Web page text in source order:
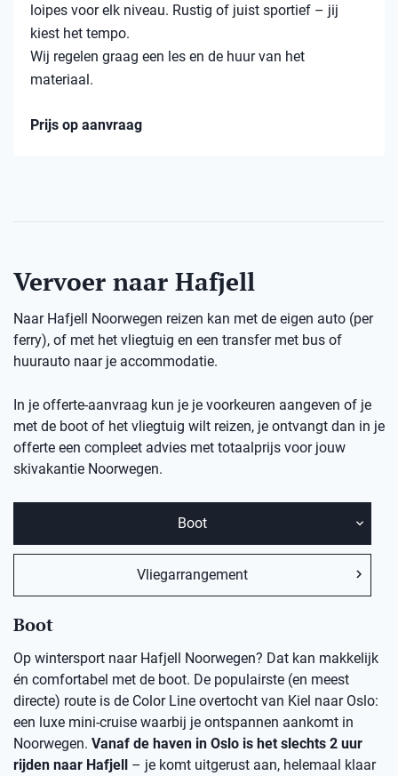
loipes voor elk niveau. Rustig of juist sportief – jij
kiest het tempo.
Wij regelen graag een les en de huur van het
materiaal.
Prijs op aanvraag
Vervoer naar Hafjell
Naar Hafjell Noorwegen reizen kan met de eigen auto (per
ferry), of met het vliegtuig en een transfer met bus of
huurauto naar je accommodatie.
In je offerte-aanvraag kun je je voorkeuren aangeven of je
met de boot of het vliegtuig wilt reizen, je ontvangt dan in je
offerte een compleet advies met totaalprijs voor jouw
skivakantie Noorwegen.
Boot
Vliegarrangement
Boot
Op wintersport naar Hafjell Noorwegen? Dat kan makkelijk
én comfortabel met de boot. De populairste (en meest
directe) route is de Color Line overtocht van Kiel naar Oslo:
een luxe mini-cruise waarbij je ontspannen aankomt in
Noorwegen. Vanaf de haven in Oslo is het slechts 2 uur
rijden naar Hafjell – je komt uitgerust aan, helemaal klaar